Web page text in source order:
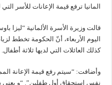
المانيا ترفع قيمة الإعانات للأسر
قالت وزيرة الأسرة الألمانية “ليزا
اليوم الأربعاء، أنّ الحكومة تخطط
كذلك العائلات التي لديها ثلاثة أطفال.
وأضافت: “سيتم رفع قيمة الإعانة